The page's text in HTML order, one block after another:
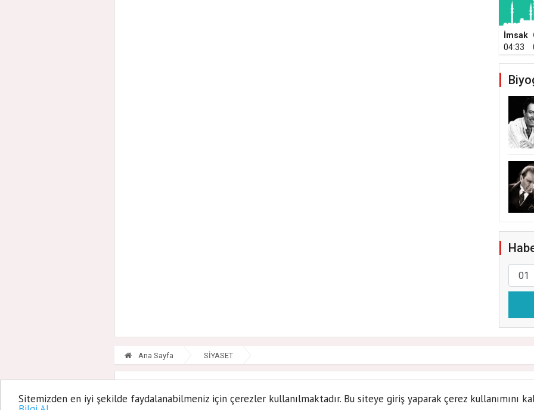
Sitemizden en iyi şekilde faydalanabilmeniz için çerezler kullanılmaktadır. Bu siteye giriş yaparak çerez kullanımını
İmsak
04:33
Ana Sayfa SİYASET
İYİ Parti Ataşehir önemli